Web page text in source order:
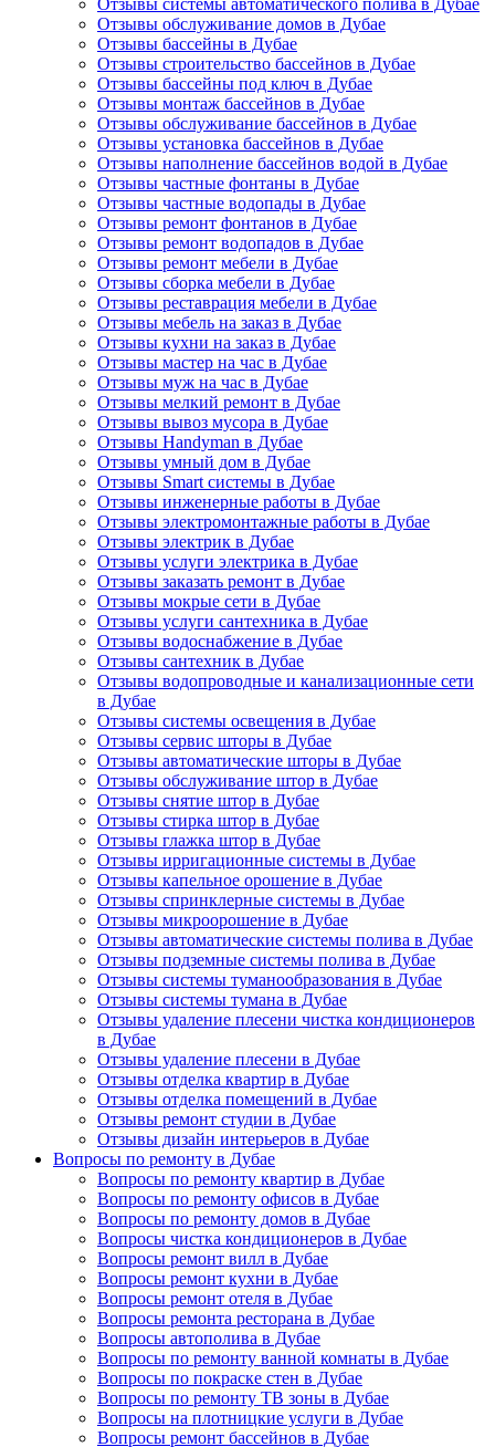
Отзывы системы автоматического полива в Дубае
Отзывы обслуживание домов в Дубае
Отзывы бассейны в Дубае
Отзывы строительство бассейнов в Дубае
Отзывы бассейны под ключ в Дубае
Отзывы монтаж бассейнов в Дубае
Отзывы обслуживание бассейнов в Дубае
Отзывы установка бассейнов в Дубае
Отзывы наполнение бассейнов водой в Дубае
Отзывы частные фонтаны в Дубае
Отзывы частные водопады в Дубае
Отзывы ремонт фонтанов в Дубае
Отзывы ремонт водопадов в Дубае
Отзывы ремонт мебели в Дубае
Отзывы сборка мебели в Дубае
Отзывы реставрация мебели в Дубае
Отзывы мебель на заказ в Дубае
Отзывы кухни на заказ в Дубае
Отзывы мастер на час в Дубае
Отзывы муж на час в Дубае
Отзывы мелкий ремонт в Дубае
Отзывы вывоз мусора в Дубае
Отзывы Handyman в Дубае
Отзывы умный дом в Дубае
Отзывы Smart системы в Дубае
Отзывы инженерные работы в Дубае
Отзывы электромонтажные работы в Дубае
Отзывы электрик в Дубае
Отзывы услуги электрика в Дубае
Отзывы заказать ремонт в Дубае
Отзывы мокрые сети в Дубае
Отзывы услуги сантехника в Дубае
Отзывы водоснабжение в Дубае
Отзывы сантехник в Дубае
Отзывы водопроводные и канализационные сети
в Дубае
Отзывы системы освещения в Дубае
Отзывы сервис шторы в Дубае
Отзывы автоматические шторы в Дубае
Отзывы обслуживание штор в Дубае
Отзывы снятие штор в Дубае
Отзывы стирка штор в Дубае
Отзывы глажка штор в Дубае
Отзывы ирригационные системы в Дубае
Отзывы капельное орошение в Дубае
Отзывы спринклерные системы в Дубае
Отзывы микроорошение в Дубае
Отзывы автоматические системы полива в Дубае
Отзывы подземные системы полива в Дубае
Отзывы системы туманообразования в Дубае
Отзывы системы тумана в Дубае
Отзывы удаление плесени чистка кондиционеров
в Дубае
Отзывы удаление плесени в Дубае
Отзывы отделка квартир в Дубае
Отзывы отделка помещений в Дубае
Отзывы ремонт студии в Дубае
Отзывы дизайн интерьеров в Дубае
Вопросы по ремонту в Дубае
Вопросы по ремонту квартир в Дубае
Вопросы по ремонту офисов в Дубае
Вопросы по ремонту домов в Дубае
Вопросы чистка кондиционеров в Дубае
Вопросы ремонт вилл в Дубае
Вопросы ремонт кухни в Дубае
Вопросы ремонт отеля в Дубае
Вопросы ремонта ресторана в Дубае
Вопросы автополива в Дубае
Вопросы по ремонту ванной комнаты в Дубае
Вопросы по покраске стен в Дубае
Вопросы по ремонту ТВ зоны в Дубае
Вопросы на плотницкие услуги в Дубае
Вопросы ремонт бассейнов в Дубае